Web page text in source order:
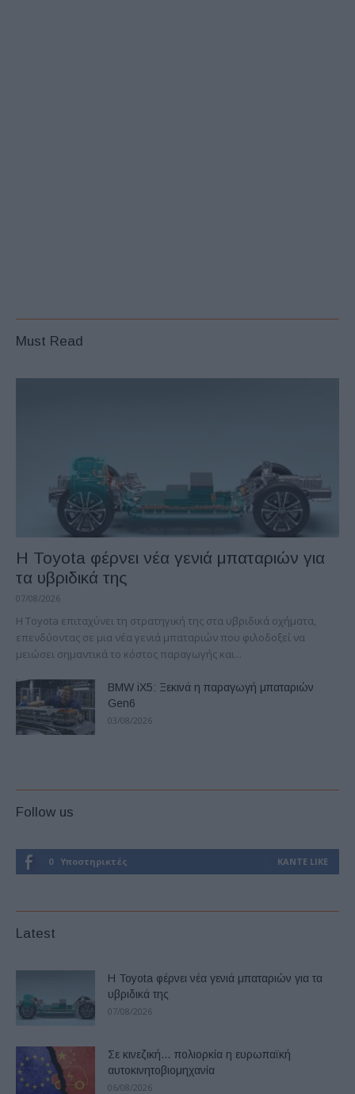
Must Read
Η Toyota φέρνει νέα γενιά μπαταριών για
τα υβριδικά της
07/08/2026
Η Toyota επιταχύνει τη στρατηγική της στα υβριδικά οχήματα,
επενδύοντας σε μια νέα γενιά μπαταριών που φιλοδοξεί να
μειώσει σημαντικά το κόστος παραγωγής και...
BMW iX5: Ξεκινά η παραγωγή μπαταριών
Gen6
03/08/2026
Follow us
0 Υποστηρικτές ΚΆΝΤΕ LIKE
Latest
Η Toyota φέρνει νέα γενιά μπαταριών για τα
υβριδικά της
07/08/2026
Σε κινεζική… πολιορκία η ευρωπαϊκή
αυτοκινητοβιομηχανία
06/08/2026